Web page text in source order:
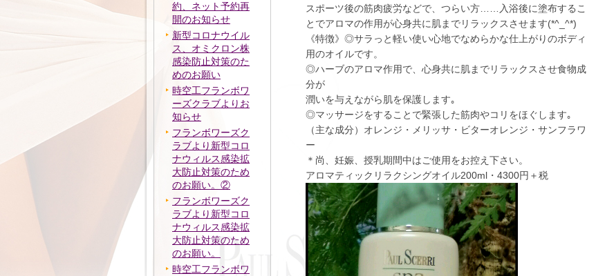
スポーツ後の筋肉疲労などで、つらい方……入浴後に塗布するこ
とでアロマの作用が心身共に肌までリラックスさせます(*^_^*)
《特徴》◎サラっと軽い使い心地でなめらかな仕上がりのボディ
用のオイルです。
◎ハーブのアロマ作用で、心身共に肌までリラックスさせ食物成
分が
潤いを与えながら肌を保護します｡
◎マッサージをすることで緊張した筋肉やコリをほぐします｡
（主な成分）オレンジ・メリッサ・ビターオレンジ・サンフラワ
ー
＊尚、妊娠、授乳期間中はご使用をお控え下さい。
アロマティックリラクシングオイル200ml・4300円＋税
約、ネット予約再
開のお知らせ
新型コロナウイル
ス、オミクロン株
感染防止対策のた
めのお願い
時空工フランボワ
ーズクラブよりお
知らせ
フランボワーズク
ラブより新型コロ
ナウィルス感染拡
大防止対策のため
のお願い。②
フランボワーズク
ラブより新型コロ
ナウィルス感染拡
大防止対策のため
のお願い。
時空工フランボワ